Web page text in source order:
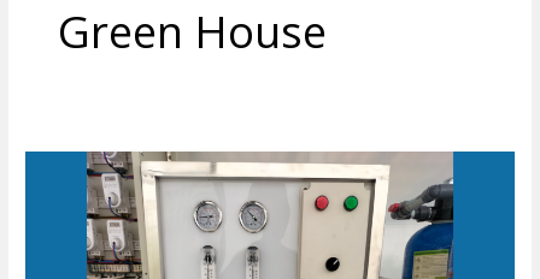
Green House
Pengolahan